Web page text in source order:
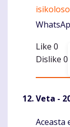
Like 0
Dislike 0
Veta -
Aceasta